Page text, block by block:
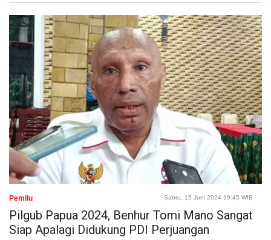
Pemilu Sabtu, 15 Juni 2024 19:45 WIB
Pilgub Papua 2024, Benhur Tomi Mano Sangat
Siap Apalagi Didukung PDI Perjuangan